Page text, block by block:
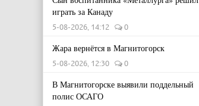
играть за Канаду
5-08-2026, 14:12 0
Жара вернётся в Магнитогорск
5-08-2026, 12:30 0
В Магнитогорске выявили поддельный
полис ОСАГО